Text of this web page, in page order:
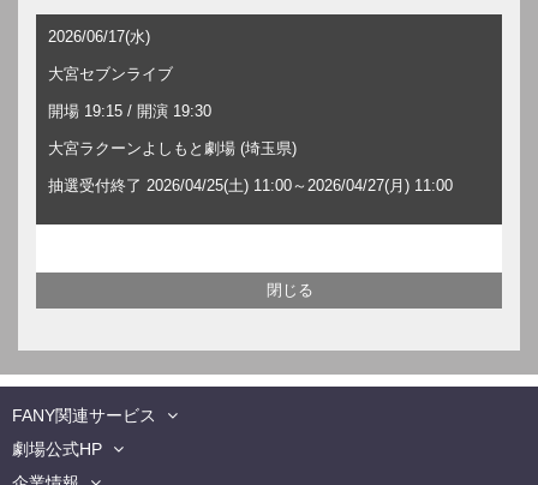
2026/06/17(水)
大宮セブンライブ
開場 19:15 / 開演 19:30
大宮ラクーンよしもと劇場 (埼玉県)
抽選受付終了 2026/04/25(土) 11:00～2026/04/27(月) 11:00
FANY関連サービス
劇場公式HP